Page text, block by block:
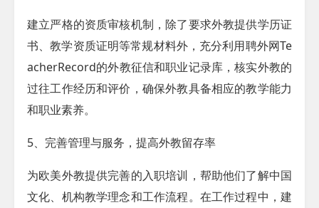
建立严格的资质审核机制，除了要求外教提供学历证
书、教学资质证明等常规材料外，充分利用聘外网Te
acherRecord的外教征信和职业记录库，核实外教的
过往工作经历和评价，确保外教具备相应的教学能力
和职业素养。
5、完善管理与服务，提高外教留存率
为欧美外教提供完善的入职培训，帮助他们了解中国
文化、机构教学理念和工作流程。在工作过程中，建